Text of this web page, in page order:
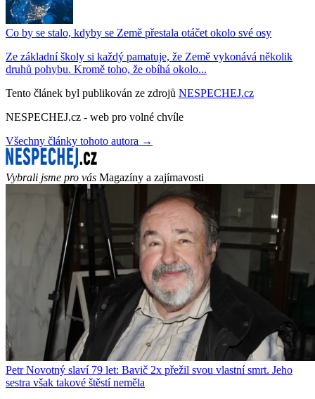
Co by se stalo, kdyby se Země přestala otáčet okolo své osy
Ze základní školy si každý pamatuje, že Země vykonává několik
druhů pohybu. Kromě toho, že obíhá okolo...
Tento článek byl publikován ze zdrojů NESPECHEJ.cz
NESPECHEJ.cz - web pro volné chvíle
Všechny články tohoto autora →
Vybrali jsme pro vás Magazíny a zajímavosti
Petr Novotný slaví 79 let: Bavič 2x přežil svou vlastní smrt. Jeho
sestra však takové štěstí neměla